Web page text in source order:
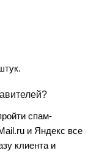
спам-
и Яндекс все
клиента и